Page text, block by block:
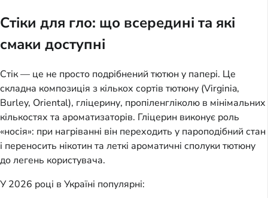
Стіки для гло: що всередині та які
смаки доступні
Стік — це не просто подрібнений тютюн у папері. Це
складна композиція з кількох сортів тютюну (Virginia,
Burley, Oriental), гліцерину, пропіленгліколю в мінімальних
кількостях та ароматизаторів. Гліцерин виконує роль
«носія»: при нагріванні він переходить у пароподібний стан
і переносить нікотин та леткі ароматичні сполуки тютюну
до легень користувача.
У 2026 році в Україні популярні: